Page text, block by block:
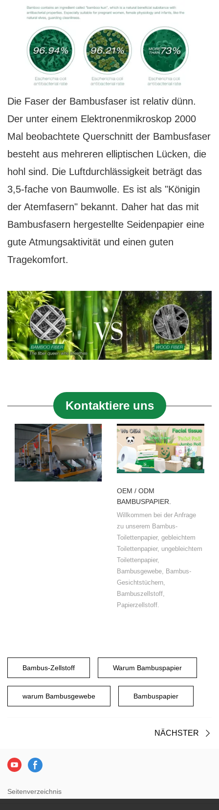
Die Faser der Bambusfaser ist relativ dünn.
Der unter einem Elektronenmikroskop 2000
Mal beobachtete Querschnitt der Bambusfaser
besteht aus mehreren elliptischen Lücken, die
hohl sind. Die Luftdurchlässigkeit beträgt das
3,5-fache von Baumwolle. Es ist als "Königin
der Atemfasern" bekannt. Daher hat das mit
Bambusfasern hergestellte Seidenpapier eine
gute Atmungsaktivität und einen guten
Tragekomfort.
Kontaktiere uns
OEM / ODM
BAMBUSPAPIER.
Willkommen bei der Anfrage
zu unserem Bambus-
Toilettenpapier, gebleichtem
Toilettenpapier, ungebleichtem
Toilettenpapier,
Bambusgewebe, Bambus-
Gesichtstüchern,
Bambuszellstoff,
Papierzellstoff.
Bambus-Zellstoff Warum Bambuspapier
warum Bambusgewebe Bambuspapier
NÄCHSTER
Seitenverzeichnis